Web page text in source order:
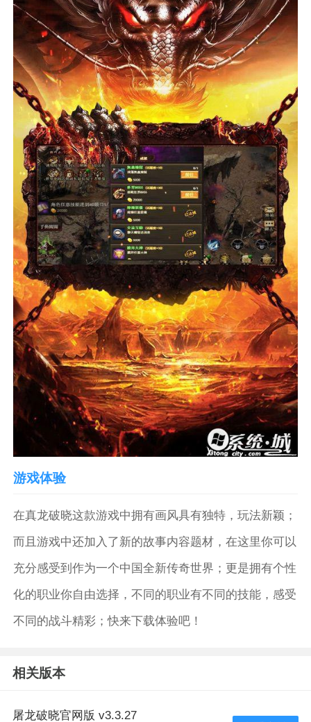
游戏体验
在真龙破晓这款游戏中拥有画风具有独特，玩法新颖；
而且游戏中还加入了新的故事内容题材，在这里你可以
充分感受到作为一个中国全新传奇世界；更是拥有个性
化的职业你自由选择，不同的职业有不同的技能，感受
不同的战斗精彩；快来下载体验吧！
相关版本
屠龙破晓官网版 v3.3.27